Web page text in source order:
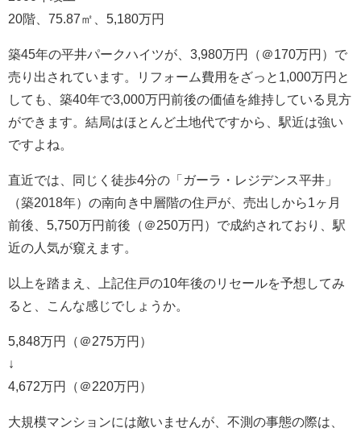
20階、75.87㎡、5,180万円
築45年の平井パークハイツが、3,980万円（＠170万円）で
売り出されています。リフォーム費用をざっと1,000万円と
しても、築40年で3,000万円前後の価値を維持している見方
ができます。結局はほとんど土地代ですから、駅近は強い
ですよね。
直近では、同じく徒歩4分の「ガーラ・レジデンス平井」
（築2018年）の南向き中層階の住戸が、売出しから1ヶ月
前後、5,750万円前後（＠250万円）で成約されており、駅
近の人気が窺えます。
以上を踏まえ、上記住戸の10年後のリセールを予想してみ
ると、こんな感じでしょうか。
5,848万円（＠275万円）
↓
4,672万円（＠220万円）
大規模マンションには敵いませんが、不測の事態の際は、